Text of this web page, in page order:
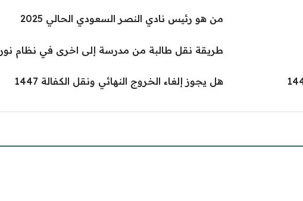
من هو رئيس نادي النصر السعودي الحالي 2025
طريقة نقل طالبة من مدرسة إلى اخرى في نظام نور
هل يجوز إلغاء الخروج النهائي ونقل الكفالة 1447